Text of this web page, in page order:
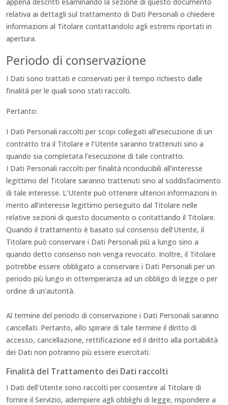
relativa ai dettagli sul trattamento di Dati Personali o chiedere
informazioni al Titolare contattandolo agli estremi riportati in
apertura.
Periodo di conservazione
I Dati sono trattati e conservati per il tempo richiesto dalle
finalità per le quali sono stati raccolti.
Pertanto:
I Dati Personali raccolti per scopi collegati all’esecuzione di un
contratto tra il Titolare e l’Utente saranno trattenuti sino a
quando sia completata l’esecuzione di tale contratto.
I Dati Personali raccolti per finalità riconducibili all’interesse
legittimo del Titolare saranno trattenuti sino al soddisfacimento
di tale interesse. L’Utente può ottenere ulteriori informazioni in
merito all’interesse legittimo perseguito dal Titolare nelle
relative sezioni di questo documento o contattando il Titolare.
Quando il trattamento è basato sul consenso dell’Utente, il
Titolare può conservare i Dati Personali più a lungo sino a
quando detto consenso non venga revocato. Inoltre, il Titolare
potrebbe essere obbligato a conservare i Dati Personali per un
periodo più lungo in ottemperanza ad un obbligo di legge o per
ordine di un’autorità.
Al termine del periodo di conservazione i Dati Personali saranno
cancellati. Pertanto, allo spirare di tale termine il diritto di
accesso, cancellazione, rettificazione ed il diritto alla portabilità
dei Dati non potranno più essere esercitati.
Finalità del Trattamento dei Dati raccolti
I Dati dell’Utente sono raccolti per consentire al Titolare di
fornire il Servizio, adempiere agli obblighi di legge, rispondere a